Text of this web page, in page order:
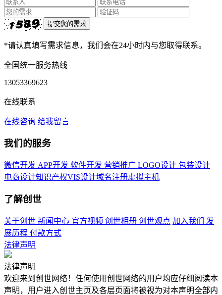
*请认真填写需求信息，我们会在24小时内与您取得联系。
全国统一服务热线
13053369623
在线联系
在线咨询 给我留言
我们的服务
微信开发 APP开发 软件开发 营销推广 LOGO设计 包装设计
电商设计知识产权VIS设计域名注册虚拟主机
了解创世
关于创世 新闻中心 官方视频 创世相册 创世观点 加入我们 发
展历程 付款方式
法律声明
法律声明
欢迎来到创世网络！任何使用创世网络的用户均应仔细阅读本
声明，用户进入创世主页及各层页面将被视为对本声明全部内